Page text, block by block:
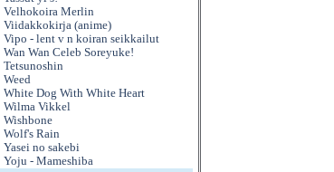
Velhokoira Merlin
Viidakkokirja (anime)
Vipo - lent v n koiran seikkailut
Wan Wan Celeb Soreyuke!
Tetsunoshin
Weed
White Dog With White Heart
Wilma Vikkel
Wishbone
Wolf's Rain
Yasei no sakebi
Yoju - Mameshiba